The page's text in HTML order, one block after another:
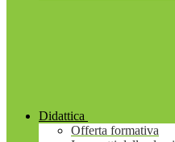
Didattica
Offerta formativa